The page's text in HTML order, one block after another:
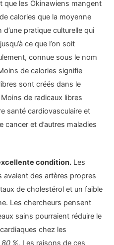
que les Okinawiens mangent
calories que la moyenne
pratique culturelle qui
ce que l’on soit
connue sous le nom
de calories signifie
sont créés dans le
de radicaux libres
santé cardiovasculaire et
cancer et d’autres maladies
condition. Les
avaient des artères propres
de cholestérol et un faible
Les chercheurs pensent
sains pourraient réduire le
chez les
80 %. Les raisons de ces